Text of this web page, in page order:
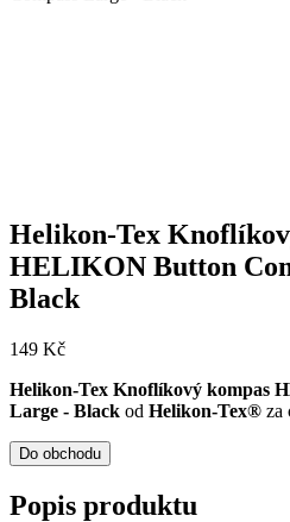
Helikon-Tex
HELIKON Button
Black
149 Kč
Helikon-Tex Knoflíkový kompas
Large - Black od Helikon-Tex® za
Do obchodu
Popis produktu